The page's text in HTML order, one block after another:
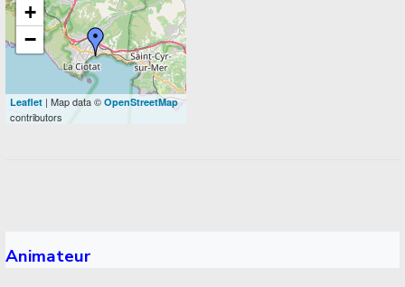
+
−
Leaflet | Map data ©OpenStreetMap
contributors
Animateur